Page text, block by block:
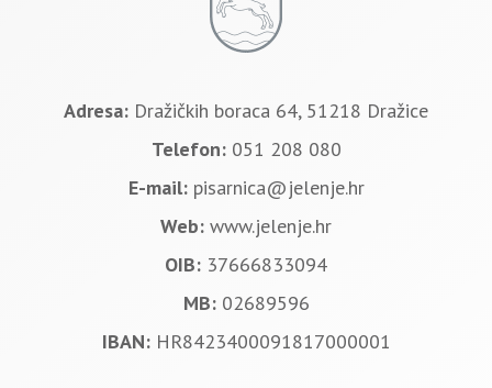
Adresa: Dražičkih boraca 64, 51218 Dražice
Telefon: 051 208 080
E-mail: pisarnica@jelenje.hr
Web: www.jelenje.hr
OIB: 37666833094
MB: 02689596
IBAN: HR8423400091817000001